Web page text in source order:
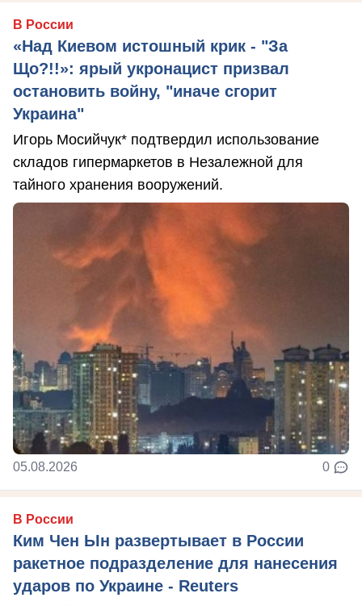
В России
«Над Киевом истошный крик - "За
Що?!!»: ярый укронацист призвал
остановить войну, "иначе сгорит
Украина"
Игорь Мосийчук* подтвердил использование
складов гипермаркетов в Незалежной для
тайного хранения вооружений.
05.08.2026 0
В России
Ким Чен Ын развертывает в России
ракетное подразделение для нанесения
ударов по Украине - Reuters